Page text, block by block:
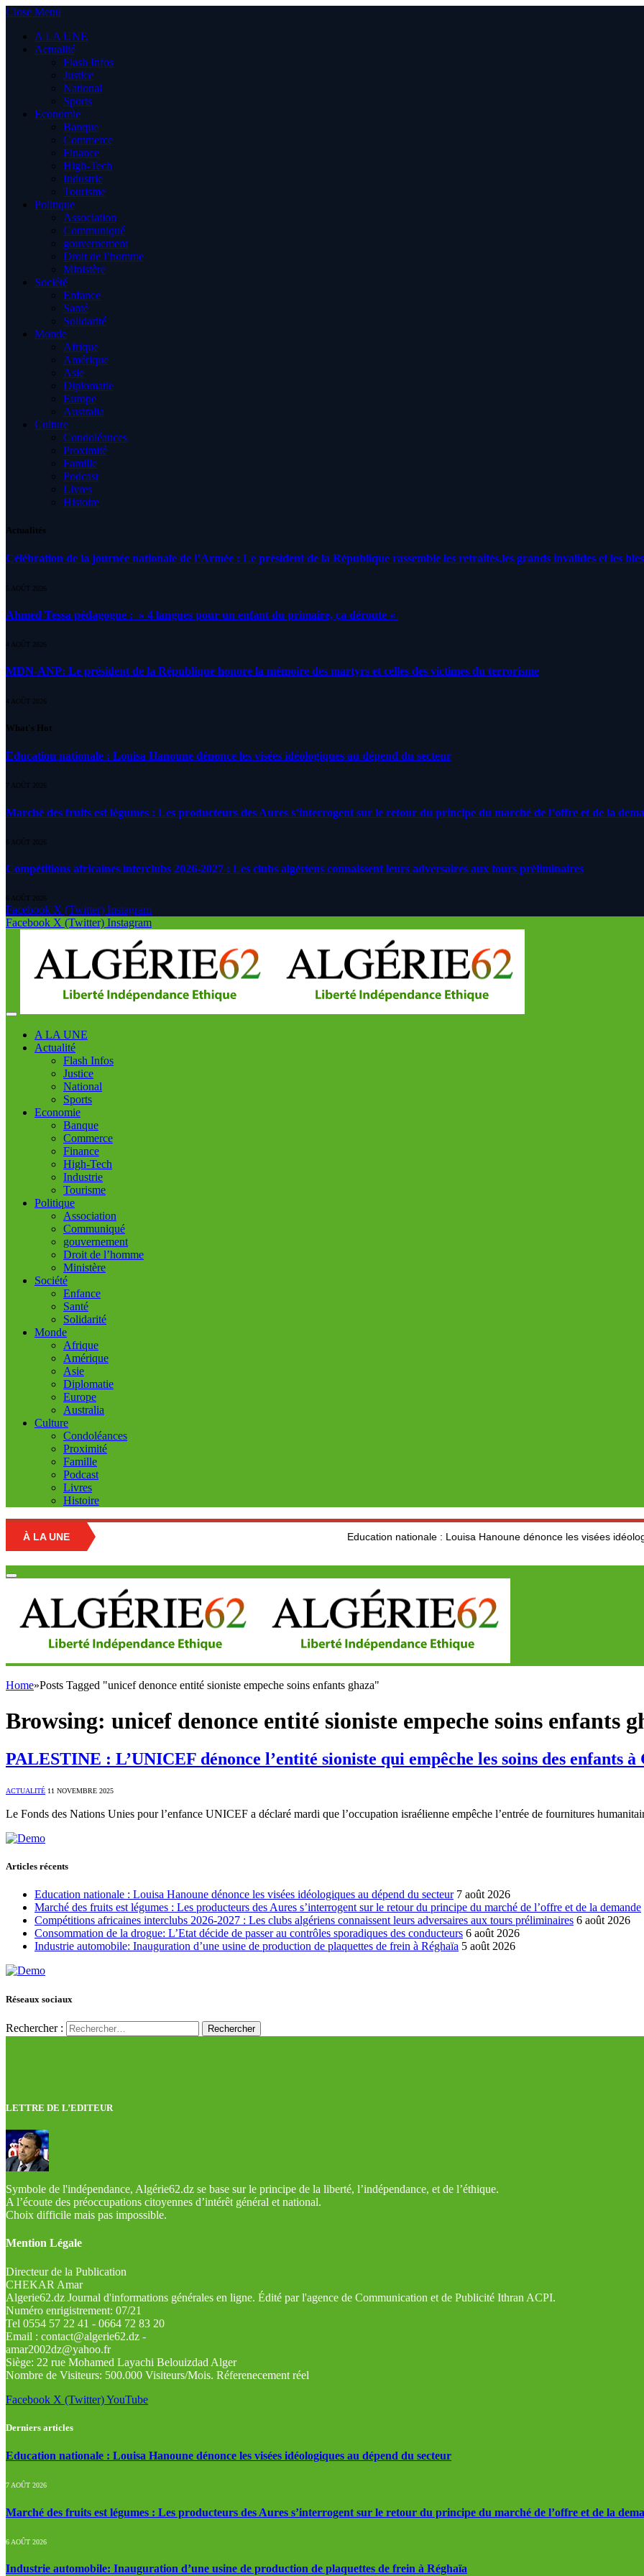
Close Menu
A LA UNE
Actualité
Flash Infos
Justice
National
Sports
Economie
Banque
Commerce
Finance
High-Tech
Industrie
Tourisme
Politique
Association
Communiqué
gouvernement
Droit de l’homme
Ministère
Société
Enfance
Santé
Solidarité
Monde
Afrique
Amérique
Asie
Diplomatie
Europe
Australia
Culture
Condoléances
Proximité
Famille
Podcast
Livres
Histoire
Actualités
Célébration de la journée nationale de l’Armée : Le président de la République rassemble les retraités,les grands invalides et les
5 AOÛT 2026
Ahmed Tessa pédagogue : » 4 langues pour un enfant du primaire, ça déroute «
4 AOÛT 2026
MDN-ANP: Le président de la République honore la mémoire des martyrs et celles des victimes du terrorisme
4 AOÛT 2026
What's Hot
Education nationale : Louisa Hanoune dénonce les visées idéologiques au dépend du secteur
7 AOÛT 2026
Marché des fruits est légumes : Les producteurs des Aures s’interrogent sur le retour du principe du marché de l’offre et de la
6 AOÛT 2026
Compétitions africaines interclubs 2026-2027 : Les clubs algériens connaissent leurs adversaires aux tours préliminaires
6 AOÛT 2026
Facebook X (Twitter) Instagram
Facebook X (Twitter) Instagram
A LA UNE
Actualité
Flash Infos
Justice
National
Sports
Economie
Banque
Commerce
Finance
High-Tech
Industrie
Tourisme
Politique
Association
Communiqué
gouvernement
Droit de l’homme
Ministère
Société
Enfance
Santé
Solidarité
Monde
Afrique
Amérique
Asie
Diplomatie
Europe
Australia
Culture
Condoléances
Proximité
Famille
Podcast
Livres
Histoire
À LA UNE Education nationale : Louisa Hanoune dénonce les visées idéologiques au
Home»Posts Tagged "unicef denonce entité sioniste empeche soins enfants ghaza"
Browsing: unicef denonce entité sioniste empeche soins enfants
PALESTINE : L’UNICEF dénonce l’entité sioniste qui empêche les soins des enfants à
ACTUALITÉ 11 NOVEMBRE 2025
Le Fonds des Nations Unies pour l’enfance UNICEF a déclaré mardi que l’occupation israélienne empêche l’entrée de fournitures
Articles récents
Education nationale : Louisa Hanoune dénonce les visées idéologiques au dépend du secteur 7 août 2026
Marché des fruits est légumes : Les producteurs des Aures s’interrogent sur le retour du principe du marché de l’offre et de la demande
Compétitions africaines interclubs 2026-2027 : Les clubs algériens connaissent leurs adversaires aux tours préliminaires 6 août 2026
Consommation de la drogue: L’Etat décide de passer au contrôles sporadiques des conducteurs 6 août 2026
Industrie automobile: Inauguration d’une usine de production de plaquettes de frein à Réghaïa 5 août 2026
Réseaux sociaux
Rechercher :
LETTRE DE L’EDITEUR
Symbole de l'indépendance, Algérie62.dz se base sur le principe de la liberté, l’indépendance, et de l’éthique.
A l’écoute des préoccupations citoyennes d’intérêt général et national.
Choix difficile mais pas impossible.
Mention Légale
Directeur de la Publication
CHEKAR Amar
Algerie62.dz Journal d'informations générales en ligne. Édité par l'agence de Communication et de Publicité Ithran ACPI.
Numéro enrigistrement: 07/21
Tel 0554 57 22 41 - 0664 72 83 20
Email : contact@algerie62.dz -
amar2002dz@yahoo.fr
Siège: 22 rue Mohamed Layachi Belouizdad Alger
Nombre de Visiteurs: 500.000 Visiteurs/Mois. Réferenecement réel
Facebook X (Twitter)YouTube
Derniers articles
Education nationale : Louisa Hanoune dénonce les visées idéologiques au dépend du secteur
7 AOÛT 2026
Marché des fruits est légumes : Les producteurs des Aures s’interrogent sur le retour du principe du marché de l’offre et de la
6 AOÛT 2026
Industrie automobile: Inauguration d’une usine de production de plaquettes de frein à Réghaïa